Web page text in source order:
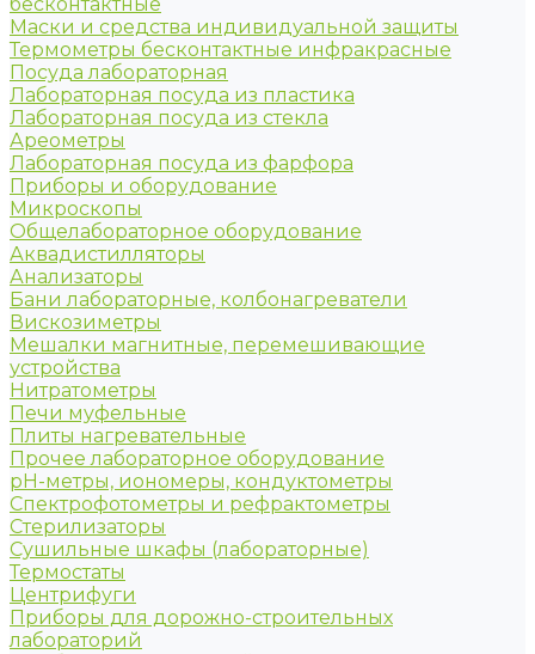
Маски и средства индивидуальной защиты
Термометры бесконтактные инфракрасные
Посуда лабораторная
Лабораторная посуда из пластика
Лабораторная посуда из стекла
Ареометры
Лабораторная посуда из фарфора
Приборы и оборудование
Микроскопы
Общелабораторное оборудование
Аквадистилляторы
Анализаторы
Бани лабораторные, колбонагреватели
Вискозиметры
Мешалки магнитные, перемешивающие
устройства
Нитратометры
Печи муфельные
Плиты нагревательные
Прочее лабораторное оборудование
рН-метры, иономеры, кондуктометры
Спектрофотометры и рефрактометры
Стерилизаторы
Сушильные шкафы (лабораторные)
Термостаты
Центрифуги
Приборы для дорожно-строительных
лабораторий